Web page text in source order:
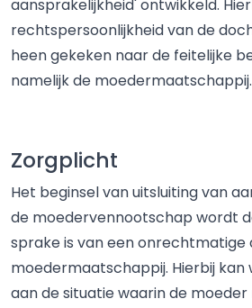
aansprakelijkheid' ontwikkeld.
rechtspersoonlijkheid van de
heen gekeken naar de feitelijke
namelijk de moedermaatschappij.
Zorgplicht
Het beginsel van uitsluiting van
de moedervennootschap wordt
sprake is van een onrechtmatige
moedermaatschappij. Hierbij
aan de situatie waarin de